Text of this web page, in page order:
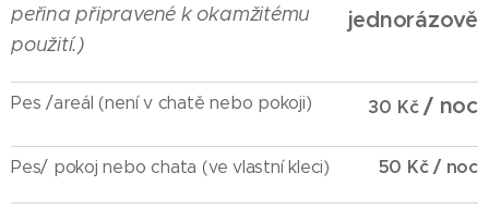
peřina připravené k okamžitému
použití.)
jednorázově
Pes /areál (není v chatě nebo pokoji) 30 Kč/ noc
Pes/ pokoj nebo chata (ve vlastní kleci) 50 Kč / noc